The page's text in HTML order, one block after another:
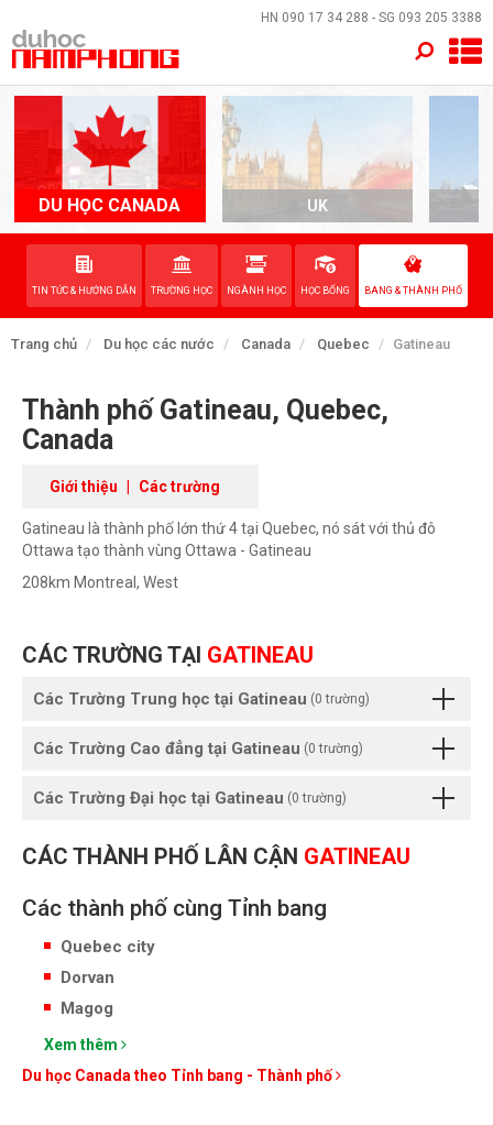
HN 090 17 34 288 - SG 093 205 3388
DU HỌC CANADA UK
TIN TỨC & HƯỚNG DẪN TRƯỜNG HỌC NGÀNH HỌC HỌC BỔNG BANG & THÀNH PHỐ
Trang chủ Du học các nước Canada Quebec Gatineau
Thành phố Gatineau, Quebec,
Canada
Giới thiệu | Các trường
Gatineau là thành phố lớn thứ 4 tại Quebec, nó sát với thủ đô
Ottawa tạo thành vùng Ottawa - Gatineau
208km Montreal, West
CÁC TRƯỜNG TẠI GATINEAU
Các Trường Trung học tại Gatineau (0 trường)
Các Trường Cao đẳng tại Gatineau (0 trường)
Các Trường Đại học tại Gatineau (0 trường)
CÁC THÀNH PHỐ LÂN CẬN GATINEAU
Các thành phố cùng Tỉnh bang
Quebec city
Dorvan
Magog
Xem thêm
Du học Canada theo Tỉnh bang - Thành phố
×
TRANG CHỦ
QUỐC GIA
EVENTS
DỊCH VỤ
VỀ NAM PHONG